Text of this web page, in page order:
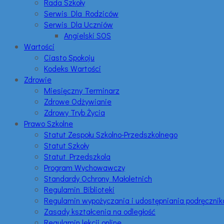
Rada Szkoły
Serwis Dla Rodziców
Serwis Dla Uczniów
Angielski SOS
Wartości
Ciasto Spokoju
Kodeks Wartości
Zdrowie
Miesięczny Terminarz
Zdrowe Odżywianie
Zdrowy Tryb Życia
Prawo Szkolne
Statut Zespołu Szkolno-Przedszkolnego
Statut Szkoły
Statut Przedszkola
Program Wychowawczy
Standardy Ochrony Małoletnich
Regulamin Biblioteki
Regulamin wypożyczania i udostępniania
Zasady kształcenia na odległość